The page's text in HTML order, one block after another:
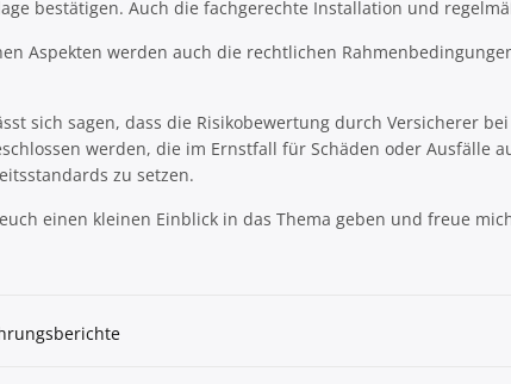
bestätigen. Auch die fachgerechte Installation und
Aspekten werden auch die rechtlichen
sich sagen, dass die Risikobewertung durch Versicherer
werden, die im Ernstfall für Schäden oder Ausfälle
zu setzen.
einen kleinen Einblick in das Thema geben und freue